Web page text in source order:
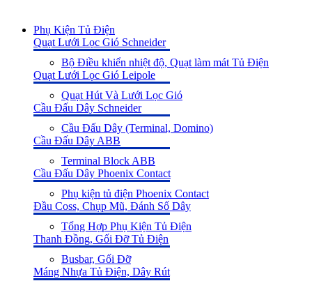
Phụ Kiện Tủ Điện
Quạt Lưới Lọc Gió Schneider
Bộ Điều khiển nhiệt độ, Quạt làm mát Tủ Điện
Quạt Lưới Lọc Gió Leipole
Quạt Hút Và Lưới Lọc Gió
Cầu Đấu Dây Schneider
Cầu Đấu Dây (Terminal, Domino)
Cầu Đấu Dây ABB
Terminal Block ABB
Cầu Đấu Dây Phoenix Contact
Phụ kiện tủ điện Phoenix Contact
Đầu Coss, Chụp Mũ, Đánh Số Dây
Tổng Hợp Phụ Kiện Tủ Điện
Thanh Đồng, Gối Đỡ Tủ Điện
Busbar, Gối Đỡ
Máng Nhựa Tủ Điện, Dây Rút